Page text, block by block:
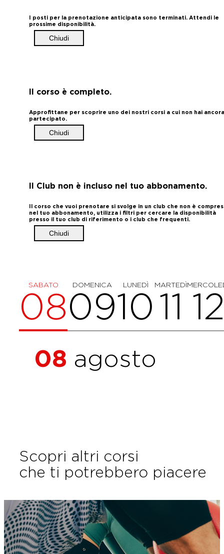
I posti per la prenotazione anticipata sono terminati. Attendi le
prossime disponibilità.
Chiudi
Il corso è completo.
Approfittane per scoprire uno dei nostri corsi a cui non hai ancora
partecipato.
Chiudi
Il Club non è incluso nel tuo abbonamento.
Il corso che vuoi prenotare si svolge in un club che non è
nel tuo abbonamento, utilizza i filtri per cercare la disponibilità
presso il tuo club di riferimento o i club che frequenti.
Chiudi
SABATO
08 DOMENICA
09 LUNEDÌ
10 MARTEDÌ
11
08 agosto
Scopri altri corsi
che ti potrebbero piacere